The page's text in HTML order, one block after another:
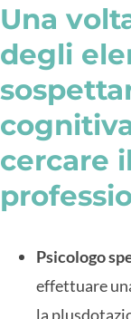
Una
degli
cercare
Psicologo
effettuare
la